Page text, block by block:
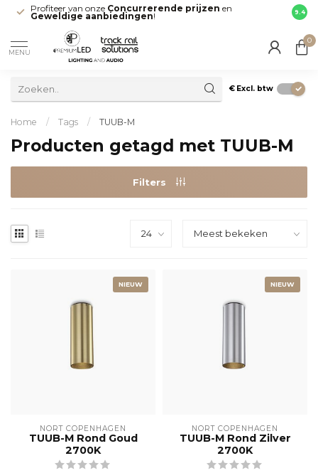
Profiteer van onze Concurrerende prijzen en
Geweldige aanbiedingen! direct
9.4
MENU
0
€ Excl. btw
Home / Tags / TUUB-M
Producten getagd met TUUB-M
Filters
NIEUW
NORT COPENHAGEN
TUUB-M Rond Goud
2700K
NIEUW
NORT COPENHAGEN
TUUB-M Rond Zilver
2700K